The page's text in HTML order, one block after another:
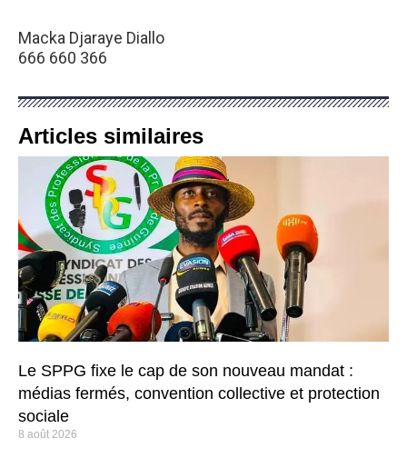
Macka Djaraye Diallo
666 660 366
Articles similaires
Le SPPG fixe le cap de son nouveau mandat :
médias fermés, convention collective et protection
sociale
8 août 2026